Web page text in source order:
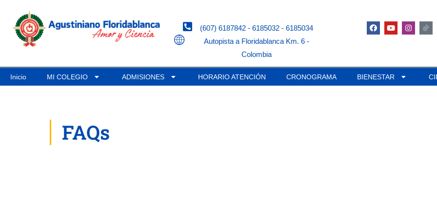
(607) 6187842 - 6185032 - 6185034
Autopista a Floridablanca Km. 6 -
Colombia
Inicio MI COLEGIO ADMISIONES HORARIO ATENCIÓN CRONOGRAMA BIENESTAR
FAQs